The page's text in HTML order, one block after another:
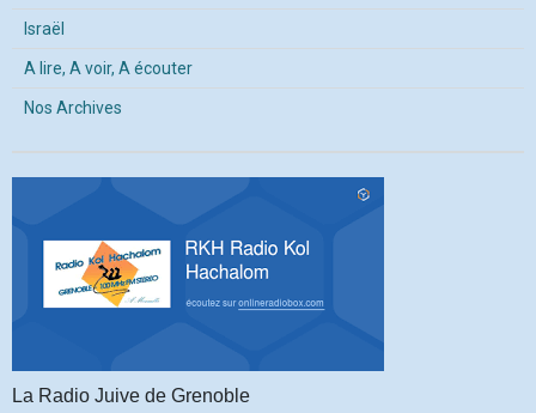
Israël
A lire, A voir, A écouter
Nos Archives
La Radio Juive de Grenoble